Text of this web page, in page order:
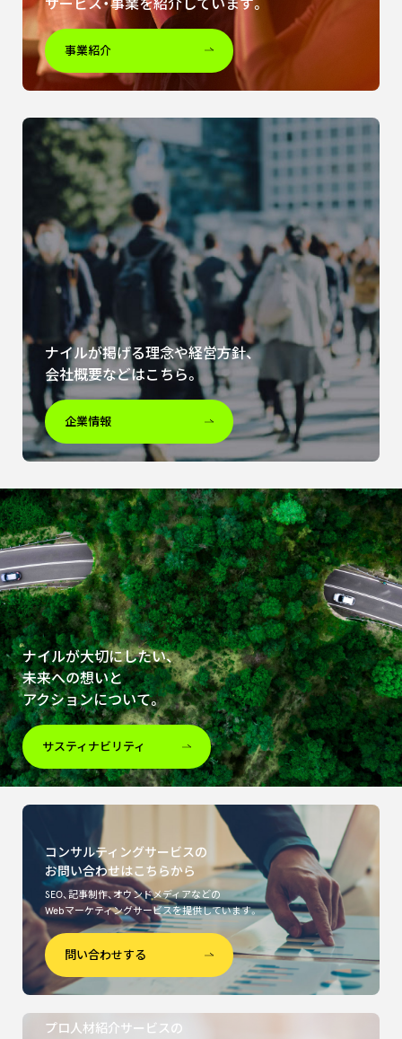
サービス・事業を紹介しています。
事業紹介
ナイルが掲げる理念や経営方針、
会社概要などはこちら。
企業情報
ナイルが大切にしたい、
未来への想いと
アクションについて。
サスティナビリティ
コンサルティングサービスの
お問い合わせはこちらから
SEO、記事制作、オウンドメディアなどの
Webマーケティングサービスを提供しています。
問い合わせする
プロ人材紹介サービスの